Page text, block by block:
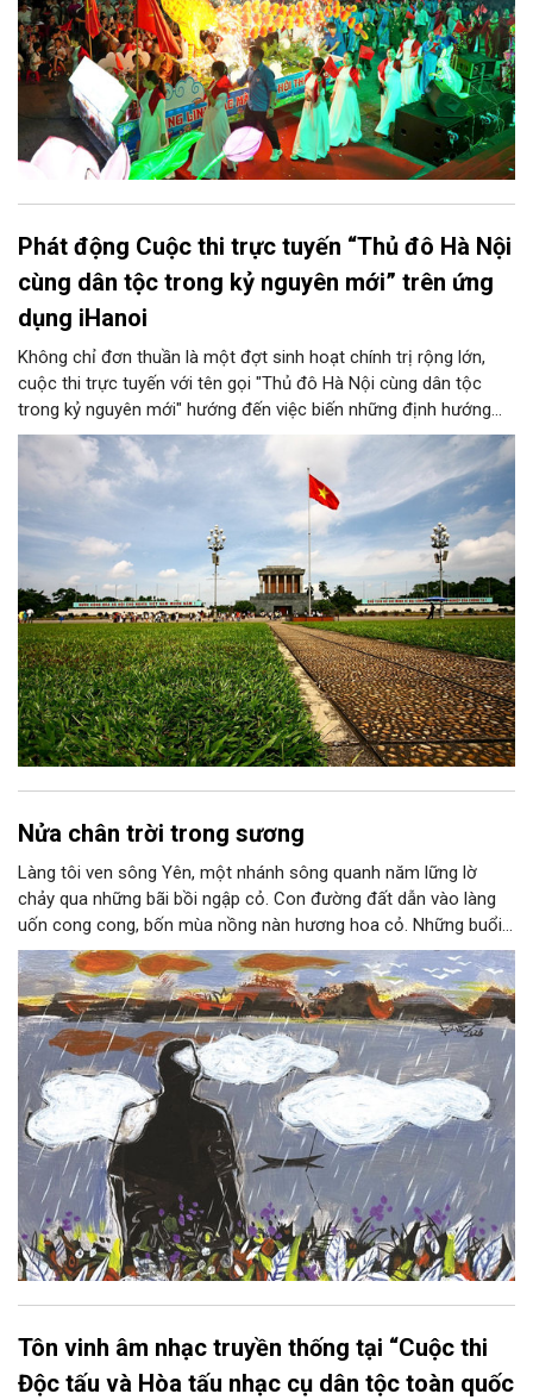
Phát động Cuộc thi trực tuyến “Thủ đô Hà Nội
cùng dân tộc trong kỷ nguyên mới” trên ứng
dụng iHanoi
Không chỉ đơn thuần là một đợt sinh hoạt chính trị rộng lớn,
cuộc thi trực tuyến với tên gọi "Thủ đô Hà Nội cùng dân tộc
trong kỷ nguyên mới" hướng đến việc biến những định hướng
chiến lược trong Nghị quyết số 02-NQ/TW của Bộ Chính trị
thành niềm tin, thành nhận thức chung của mỗi người dân.
Nửa chân trời trong sương
Làng tôi ven sông Yên, một nhánh sông quanh năm lững lờ
chảy qua những bãi bồi ngập cỏ. Con đường đất dẫn vào làng
uốn cong cong, bốn mùa nồng nàn hương hoa cỏ. Những buổi
hoàng hôn, khi nắng đã dịu xuống phía cuối sông, đám hoa tím
lại thẫm màu như có ai vừa rắc lên một lớp khói.
Tôn vinh âm nhạc truyền thống tại “Cuộc thi
Độc tấu và Hòa tấu nhạc cụ dân tộc toàn quốc